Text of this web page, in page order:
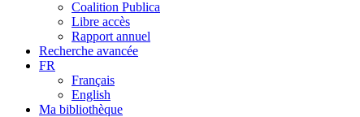
Coalition Publica
Libre accès
Rapport annuel
Recherche avancée
FR
Français
English
Ma bibliothèque